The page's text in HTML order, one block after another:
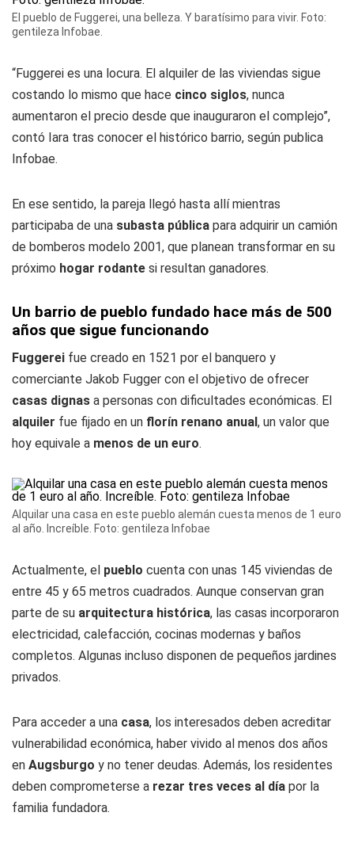
El pueblo de Fuggerei, una belleza. Y baratísimo para vivir. Foto:
gentileza Infobae.
“Fuggerei es una locura. El alquiler de las viviendas sigue
costando lo mismo que hace cinco siglos, nunca
aumentaron el precio desde que inauguraron el complejo”,
contó Iara tras conocer el histórico barrio, según publica
Infobae.
En ese sentido, la pareja llegó hasta allí mientras
participaba de una subasta pública para adquirir un camión
de bomberos modelo 2001, que planean transformar en su
próximo hogar rodante si resultan ganadores.
Un barrio de pueblo fundado hace más de 500
años que sigue funcionando
Fuggerei fue creado en 1521 por el banquero y
comerciante Jakob Fugger con el objetivo de ofrecer
casas dignas a personas con dificultades económicas. El
alquiler fue fijado en un florín renano anual, un valor que
hoy equivale a menos de un euro.
Alquilar una casa en este pueblo alemán cuesta menos de 1 euro
al año. Increíble. Foto: gentileza Infobae
Actualmente, el pueblo cuenta con unas 145 viviendas de
entre 45 y 65 metros cuadrados. Aunque conservan gran
parte de su arquitectura histórica, las casas incorporaron
electricidad, calefacción, cocinas modernas y baños
completos. Algunas incluso disponen de pequeños jardines
privados.
Para acceder a una casa, los interesados deben acreditar
vulnerabilidad económica, haber vivido al menos dos años
en Augsburgo y no tener deudas. Además, los residentes
deben comprometerse a rezar tres veces al día por la
familia fundadora.